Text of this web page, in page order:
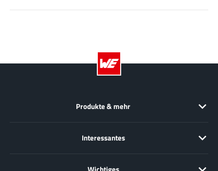
Produkte & mehr
Interessantes